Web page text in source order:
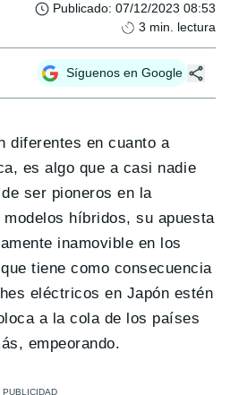
Publicado: 07/12/2023 08:53
3 min. lectura
Síguenos en Google
diferentes en cuanto a
es algo que a casi nadie
ser pioneros en la
híbridos, su apuesta
inamovible en los
tiene como consecuencia
eléctricos en Japón estén
a la cola de los países
empeorando.